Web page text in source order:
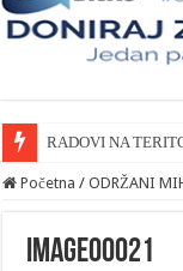
RADOVI NA
Početna / ODRŽANI
image00021